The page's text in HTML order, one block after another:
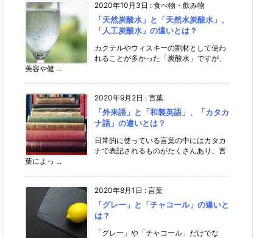
2020年10月3日 : 食べ物・飲み物
「天然炭酸水」と「天然水炭酸水」、
「人工炭酸水」の違いとは？
カクテルやウィスキーの割材として使わ
れることが多かった「炭酸水」ですが、
美容や健 ...
2020年9月2日 : 言葉
「外来語」と「和製英語」、「カタカ
ナ語」の違いとは？
日常的に使っている言葉の中にはカタカ
ナで表記されるものがたくさんあり、言
葉によっ ...
2020年8月1日 : 言葉
「グレー」と「チャコール」の違いと
は？
「グレー」や「チャコール」だけでな